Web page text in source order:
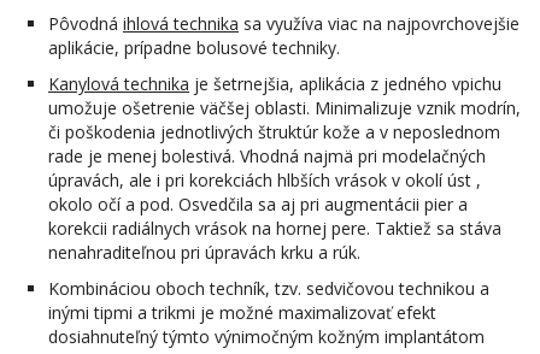
Pôvodná ihlová technika sa využíva viac na najpovrchovejšie
aplikácie, prípadne bolusové techniky.
Kanylová technika je šetrnejšia, aplikácia z jedného vpichu
umožuje ošetrenie väčšej oblasti. Minimalizuje vznik modrín,
či poškodenia jednotlivých štruktúr kože a v neposlednom
rade je menej bolestivá. Vhodná najmä pri modelačných
úpravách, ale i pri korekciách hlbších vrások v okolí úst ,
okolo očí a pod. Osvedčila sa aj pri augmentácii pier a
korekcii radiálnych vrások na hornej pere. Taktiež sa stáva
nenahraditeľnou pri úpravách krku a rúk.
Kombináciou oboch techník, tzv. sedvičovou technikou a
inými tipmi a trikmi je možné maximalizovať efekt
dosiahnuteľný týmto výnimočným kožným implantátom